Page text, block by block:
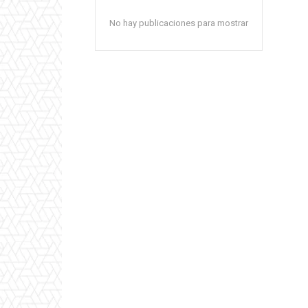
No hay publicaciones para mostrar